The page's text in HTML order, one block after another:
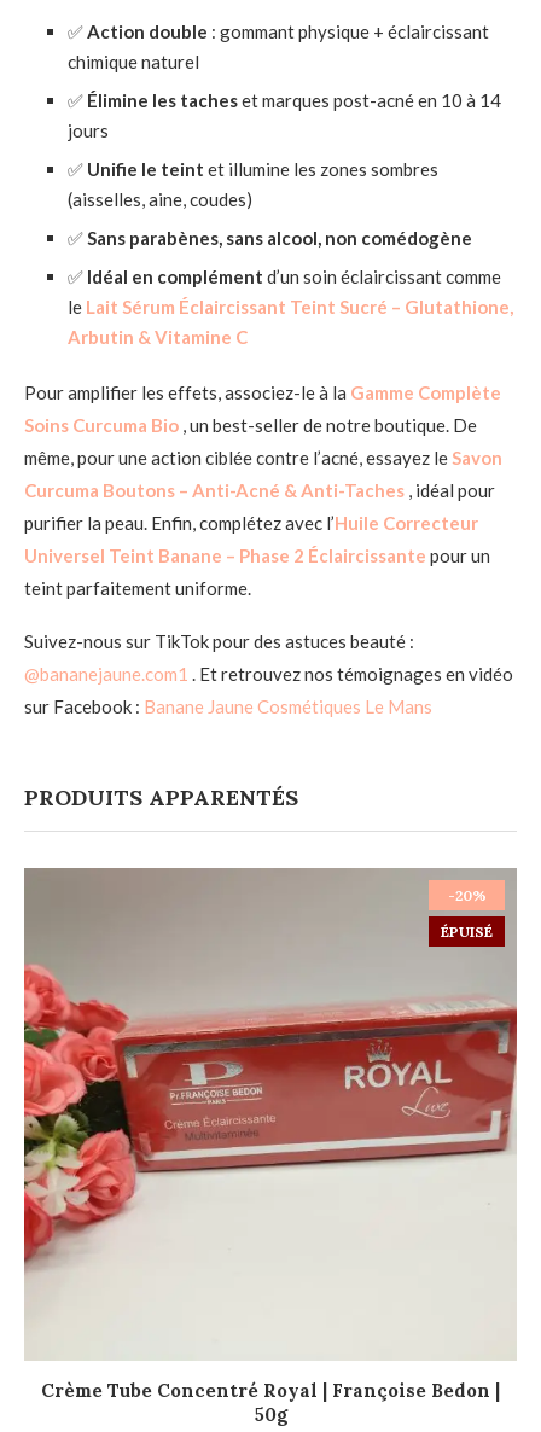
✅Action double : gommant physique + éclaircissant
chimique naturel
✅ Élimine les tacheset marques post-acné en 10 à 14
jours
✅ Unifie le teint et illumine les zones sombres
(aisselles, aine, coudes)
✅Sans parabènes, sans alcool, non comédogène
✅ Idéal en complément d’un soin éclaircissant comme
le Lait Sérum Éclaircissant Teint Sucré – Glutathione,
Arbutin & Vitamine C
Pour amplifier les effets, associez-le à la Gamme Complète
Soins Curcuma Bio , un best-seller de notre boutique. De
même, pour une action ciblée contre l’acné, essayez leSavon
Curcuma Boutons – Anti-Acné & Anti-Taches , idéal pour
purifier la peau. Enfin, complétez avec l’Huile Correcteur
Universel Teint Banane – Phase 2 Éclaircissante pour un
teint parfaitement uniforme.
Suivez-nous sur TikTok pour des astuces beauté :
@bananejaune.com1 . Et retrouvez nos témoignages en vidéo
sur Facebook : Banane Jaune Cosmétiques Le Mans
PRODUITS APPARENTÉS
-20%
ÉPUISÉ
LIRE LA SUITE
Crème Tube Concentré Royal | Françoise Bedon |
50g